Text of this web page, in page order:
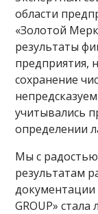
области
«Золотой
результаты
предприятия,
сохранение
учитывались
определении
Мы с
результатам
GROUP»